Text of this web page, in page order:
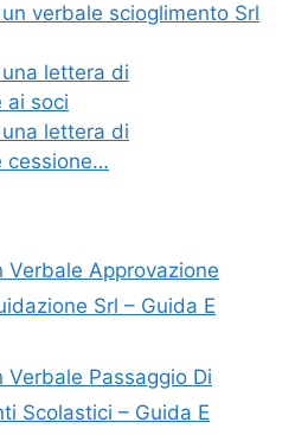
verbale scioglimento Srl
lettera di
ai soci
lettera di
cessione…
Verbale Approvazione
Srl​​ – Guida E
Verbale Passaggio Di
Scolastici​​ – Guida E